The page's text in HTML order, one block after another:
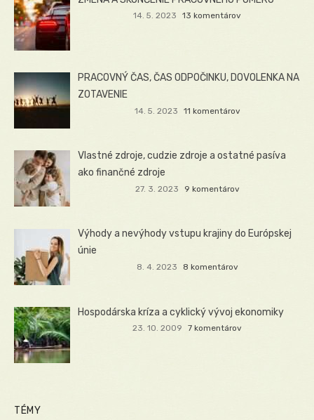
14. 5. 2023 13 komentárov
PRACOVNÝ ČAS, ČAS ODPOČINKU, DOVOLENKA NA
ZOTAVENIE
14. 5. 2023 11 komentárov
Vlastné zdroje, cudzie zdroje a ostatné pasíva
ako finančné zdroje
27. 3. 2023 9 komentárov
Výhody a nevýhody vstupu krajiny do Európskej
únie
8. 4. 2023 8 komentárov
Hospodárska kríza a cyklický vývoj ekonomiky
23. 10. 2009 7 komentárov
TÉMY